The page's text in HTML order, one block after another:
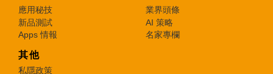
應用秘技
新品測試
Apps 情報
業界頭條
AI 策略
名家專欄
其他
私隱政策